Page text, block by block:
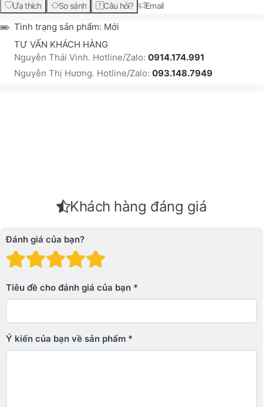
Ưa thích So sánh Câu hỏi? Email
Tình trạng sản phẩm: Mới
TƯ VẤN KHÁCH HÀNG
Nguyễn Thái Vinh. Hotline/Zalo: 0914.174.991
Nguyễn Thị Hương. Hotline/Zalo: 093.148.7949
Khách hàng đáng giá
Đánh giá của bạn?
Đánh giá: 4 trên 5
Đánh giá: 3 trên 5 sao.
Đánh giá: 2 trên 5 sao.
Đánh giá: 1 trên 5 sao. Xấu
Tiêu đề cho đánh giá của bạn
Ý kiến ​​của bạn về sản phẩm